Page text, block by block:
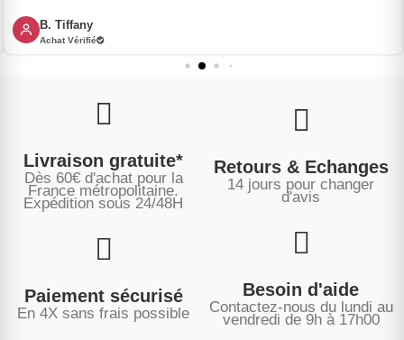
B. Tiffany
Achat Vérifié
Livraison gratuite*
Dès 60€ d'achat pour la
France métropolitaine.
Expédition sous 24/48H
Retours & Echanges
14 jours pour changer
d'avis
Paiement sécurisé
En 4X sans frais possible
Besoin d'aide
Contactez-nous du lundi au
vendredi de 9h à 17h00